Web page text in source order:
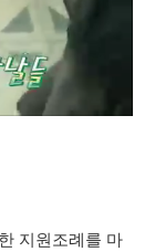
지원조례를 마